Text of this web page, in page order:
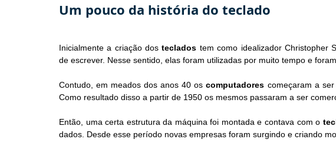
Um pouco da história do teclado
Inicialmente a criação dos teclados tem como idealizador Christopher
de escrever. Nesse sentido, elas foram utilizadas por muito tempo e
Contudo, em meados dos anos 40 os computadores começaram a
Como resultado disso a partir de 1950 os mesmos passaram a ser
Então, uma certa estrutura da máquina foi montada e contava com o
dados. Desde esse período novas empresas foram surgindo e criando